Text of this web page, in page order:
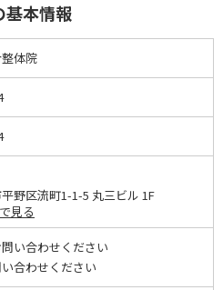
基本情報
体院
野区流町1-1-5 丸三ビル 1F
見る
い合わせください
合わせください